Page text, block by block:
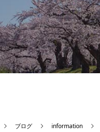
ブログ information